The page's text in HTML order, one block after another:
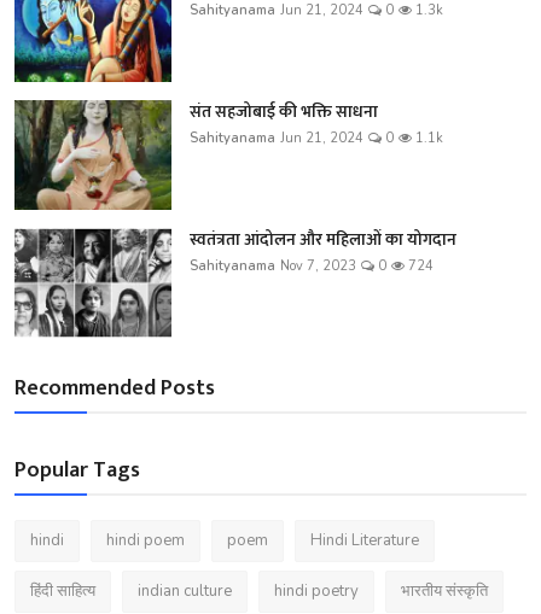
Sahityanama Jun 21, 2024 0 1.3k
संत सहजोबाई की भक्ति साधना
Sahityanama Jun 21, 2024 0 1.1k
स्वतंत्रता आंदोलन और महिलाओं का योगदान
Sahityanama Nov 7, 2023 0 724
Recommended Posts
Popular Tags
hindi hindi poem poem Hindi Literature
हिंदी साहित्य indian culture hindi poetry भारतीय संस्कृति